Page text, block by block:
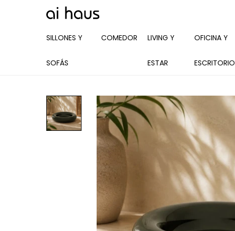
SILLONES Y
SOFÁS
COMEDOR LIVING Y
ESTAR
OFICINA Y
ESCRITORIO